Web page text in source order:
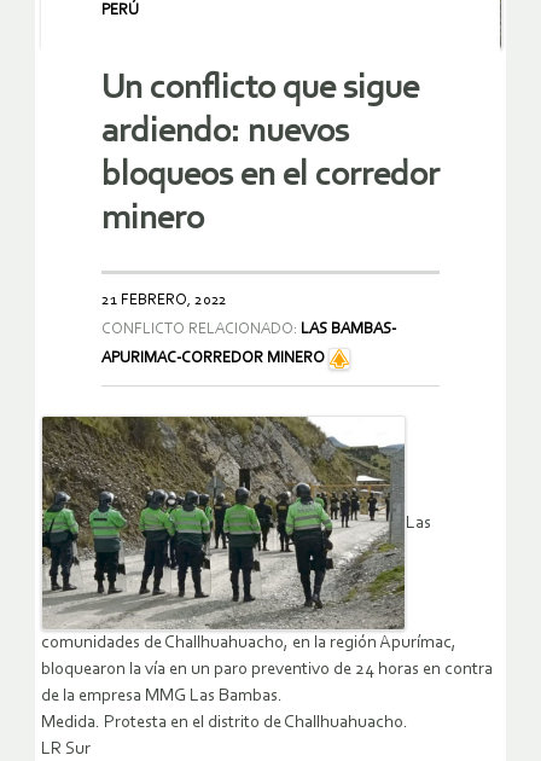
PERÚ
Un conflicto que sigue
ardiendo: nuevos
bloqueos en el corredor
minero
21 FEBRERO, 2022
CONFLICTO RELACIONADO: LAS BAMBAS-
APURIMAC-CORREDOR MINERO
Las
comunidades de Challhuahuacho, en la región Apurímac,
bloquearon la vía en un paro preventivo de 24 horas en contra
de la empresa MMG Las Bambas.
Medida. Protesta en el distrito de Challhuahuacho.
LR Sur